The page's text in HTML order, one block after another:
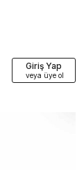
Giriş Yap